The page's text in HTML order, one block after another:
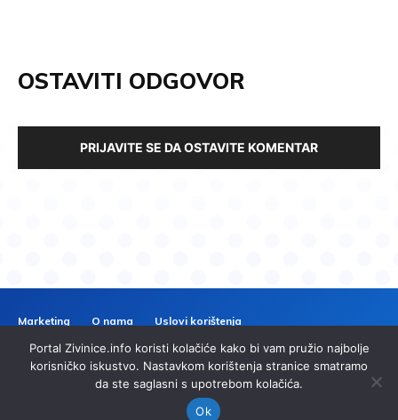
OSTAVITI ODGOVOR
PRIJAVITE SE DA OSTAVITE KOMENTAR
Marketing O nama
Uslovi korištenja
Politika privatnosti
Kontakt
ZIVINICEINFO
© 2024 Zivinice.info. Sva prava zadržana. | Izrada
Portal Zivinice.info koristi kolačiće kako bi vam pružio najbolje
korisničko iskustvo. Nastavkom korištenja stranice smatramo
da ste saglasni s upotrebom kolačića.
Ok